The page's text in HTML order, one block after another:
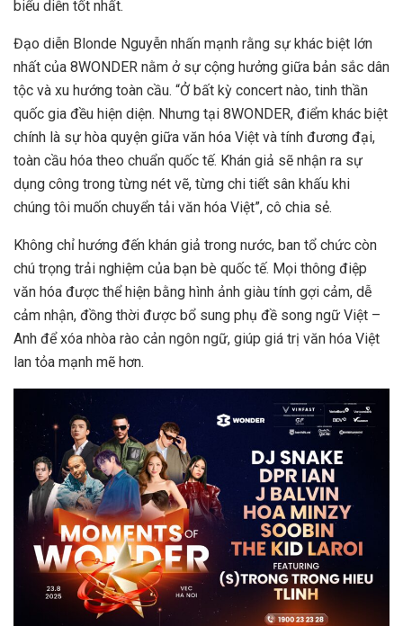
biểu diễn tốt nhất.
Đạo diễn Blonde Nguyễn nhấn mạnh rằng sự khác biệt lớn
nhất của 8WONDER nằm ở sự cộng hưởng giữa bản sắc dân
tộc và xu hướng toàn cầu. “Ở bất kỳ concert nào, tinh thần
quốc gia đều hiện diện. Nhưng tại 8WONDER, điểm khác biệt
chính là sự hòa quyện giữa văn hóa Việt và tính đương đại,
toàn cầu hóa theo chuẩn quốc tế. Khán giả sẽ nhận ra sự
dụng công trong từng nét vẽ, từng chi tiết sân khấu khi
chúng tôi muốn chuyển tải văn hóa Việt”, cô chia sẻ.
Không chỉ hướng đến khán giả trong nước, ban tổ chức còn
chú trọng trải nghiệm của bạn bè quốc tế. Mọi thông điệp
văn hóa được thể hiện bằng hình ảnh giàu tính gợi cảm, dễ
cảm nhận, đồng thời được bổ sung phụ đề song ngữ Việt –
Anh để xóa nhòa rào cản ngôn ngữ, giúp giá trị văn hóa Việt
lan tỏa mạnh mẽ hơn.